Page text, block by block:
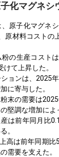
化マグネシ
原子化マグネ
原材料コストの
の生産コスト
て上昇した。
ョンは、2025
に寄与した。
末の需要は
堅調な増加によ
は前年同月比
。
高は前年同期比
需要を支えた。